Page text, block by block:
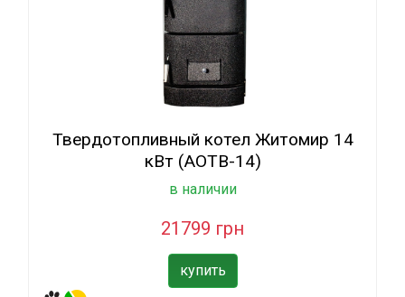
Твердотопливный котел Житомир 14
кВт (АОТВ-14)
в наличии
21799 грн
купить